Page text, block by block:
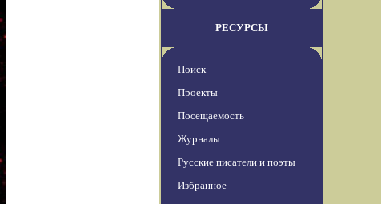
РЕСУРСЫ
Поиск
Проекты
Посещаемость
Журналы
Русские писатели и поэты
Избранное